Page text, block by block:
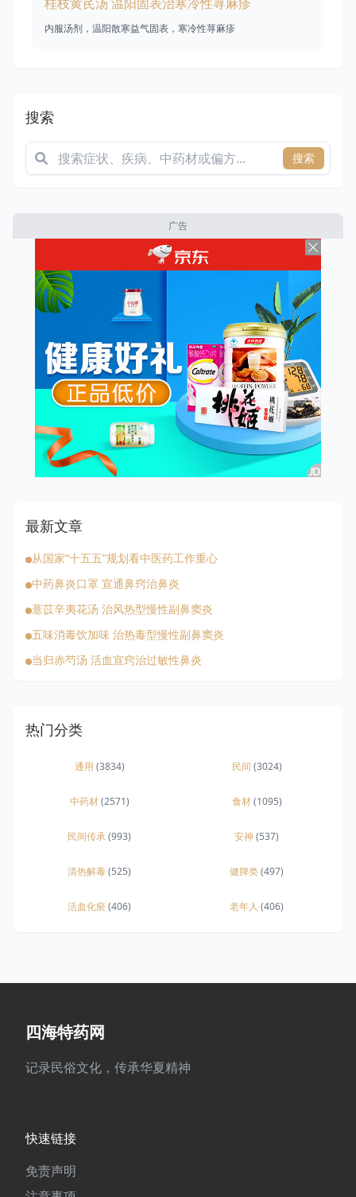
桂枝黄芪汤 温阳固表治寒冷性荨麻疹
内服汤剂，温阳散寒益气固表，寒冷性荨麻疹
搜索
搜索
广告
最新文章
从国家“十五五”规划看中医药工作重心
中药鼻炎口罩 宣通鼻窍治鼻炎
薏苡辛夷花汤 治风热型慢性副鼻窦炎
五味消毒饮加味 治热毒型慢性副鼻窦炎
当归赤芍汤 活血宣窍治过敏性鼻炎
热门分类
通用 (3834) 民间 (3024)
中药材(2571) 食材(1095)
民间传承(993) 安神(537)
清热解毒(525) 健脾类(497)
活血化瘀(406) 老年人 (406)
四海特药网
记录民俗文化，传承华夏精神
快速链接
免责声明